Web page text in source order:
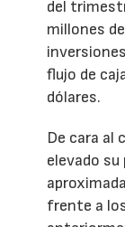
del
millones
flujo de
dólares.
De cara al
elevado
frente a